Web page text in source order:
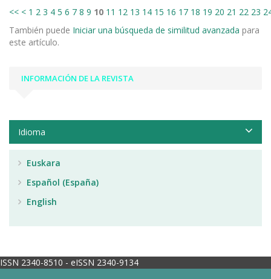
<< < 1 2 3 4 5 6 7 8 9 10 11 12 13 14 15 16 17 18 19 20 21 22 23
También puede Iniciar una búsqueda de similitud avanzada para
este artículo.
INFORMACIÓN DE LA REVISTA
Idioma
Euskara
Español (España)
English
ISSN 2340-8510 - eISSN 2340-9134